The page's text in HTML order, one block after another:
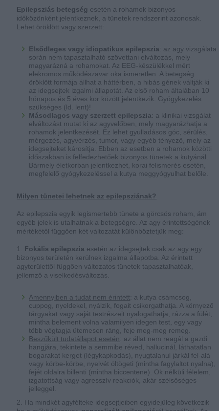
Epilepsziás betegség esetén a rohamok bizonyos
időközönként jelentkeznek, a tünetek rendszerint azonosak.
Lehet öröklött vagy szerzett:
Elsődleges vagy idiopatikus epilepszia: az agy vizsgálata
során nem tapasztalható szövettani elváltozás, mely
magyarázná a rohamokat. Az EEG-készülékkel mért
elekromos működészavar oka ismeretlen. A betegség
öröklött formája állhat a háttérben, a hibás gének váltják ki
az idegsejtek izgalmi állapotát. Az első roham általában 10
hónapos és 5 éves kor között jelentkezik. Gyógykezelés
szükséges (ld. lent)!
Másodlagos vagy szerzett epilepszia: a klinikai vizsgálat
elváltozást mutat ki az agyvelőben, mely magyarázhatja a
rohamok jelentkezését. Ez lehet gyulladásos góc, sérülés,
mérgezés, agyvérzés, tumor, vagy egyéb tényező, mely az
idegsejteket károsítja. Ebben az esetben a rohamok közötti
időszakban is felfedezhetőek bizonyos tünetek a kutyánál.
Bármely életkorban jelentkezhet, korai felismerés esetén,
megfelelő gyógykezeléssel a kutya meggyógyulhat belőle.
Milyen tünetei lehetnek az epilepsziának?
Az epilepszia egyik legismertebb tünete a görcsös roham, ám
egyéb jelek is utalhatnak a betegségre. Az agy érintettségének
mértékétől függően két változatát különböztetjük meg:
1. Fokális epilepszia esetén az idegsejtek csak az agy egy
bizonyos területén kerülnek izgalma állapotba. Az érintett
agyterülettől függően változatos tünetek tapasztalhatóak,
jellemző a viselkedésváltozás.
Amennyiben a tudat nem érintett: a kutya csámcsog,
cuppog, nyeldekel, nyálzik, fogait csikorgathatja. A környező
tárgyakat vagy saját testrészeit nyalogathatja, rázza a fülét,
mintha belement volna valamilyen idegen test, egy vagy
több végtagja ütemesen ráng, feje meg-meg remeg.
Beszűkült tudatállapot esetén: az állat nem reagál a gazdi
hangjára, tekintete a semmibe réved, hallucinál, láthatatlan
bogarakat kerget (légykapkodás), nyugtalanul járkál fel-alá
vagy körbe-körbe, nyelvét öltögeti (mintha fagylaltot nyalna),
fejét oldalra billenti (mintha biccentene). Ok nélküli félelem,
izgatottság vagy agresszív reakciók, akár szélsőséges
jelleggel.
2. Ha mindkét agyfélteke idegsejtjeiben egyidejűleg következik